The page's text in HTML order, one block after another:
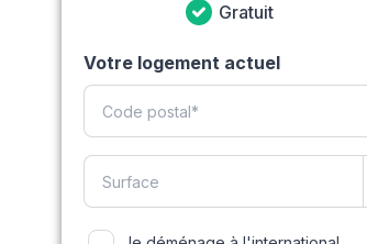
Gratuit
Votre logement actuel